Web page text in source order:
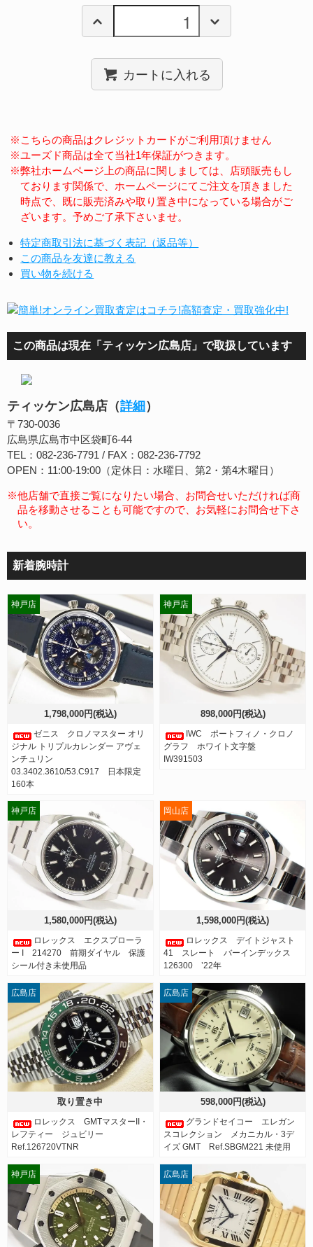
カートに入れる
※こちらの商品はクレジットカードがご利用頂けません
※ユーズド商品は全て当社1年保証がつきます。
※弊社ホームページ上の商品に関しましては、店頭販売もし
ております関係で、ホームページにてご注文を頂きました
時点で、既に販売済みや取り置き中になっている場合がご
ざいます。予めご了承下さいませ。
特定商取引法に基づく表記（返品等）
この商品を友達に教える
買い物を続ける
この商品は現在「ティッケン広島店」で取扱しています
ティッケン広島店（詳細 ）
〒730-0036
広島県広島市中区袋町6-44
TEL：082-236-7791 / FAX：082-236-7792
OPEN：11:00-19:00（定休日：水曜日、第2・第4木曜日）
※他店舗で直接ご覧になりたい場合、お問合せいただければ商
品を移動させることも可能ですので、お気軽にお問合せ下さ
い。
新着腕時計
1,798,000円(税込)
ゼニス クロノマスター オリ
ジナル トリプルカレンダー アヴェ
ンチュリン
03.3402.3610/53.C917 日本限定
160本
神戸店
898,000円(税込)
IWC ポートフィノ・クロノ
グラフ ホワイト文字盤
IW391503
神戸店
1,580,000円(税込)
ロレックス エクスプローラ
ー I 214270 前期ダイヤル 保護
シール付き未使用品
神戸店
1,598,000円(税込)
ロレックス デイトジャスト
41 スレート バーインデックス
126300 ’22年
岡山店
取り置き中
ロレックス GMTマスターII・
レフティー ジュビリー
Ref.126720VTNR
広島店
598,000円(税込)
グランドセイコー エレガン
スコレクション メカニカル・3デ
イズ GMT Ref.SBGM221 未使用
広島店
神戸店 広島店